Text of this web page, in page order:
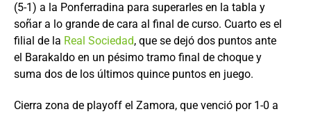
(5-1) a la Ponferradina para superarles en la tabla y
soñar a lo grande de cara al final de curso. Cuarto es el
filial de la Real Sociedad, que se dejó dos puntos ante
el Barakaldo en un pésimo tramo final de choque y
suma dos de los últimos quince puntos en juego.
Cierra zona de playoff el Zamora, que venció por 1-0 a